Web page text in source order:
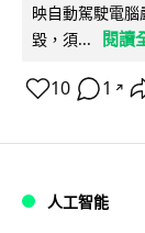
映自動駕駛電
毀，須...
閱讀
10 1 ↗
人工智能